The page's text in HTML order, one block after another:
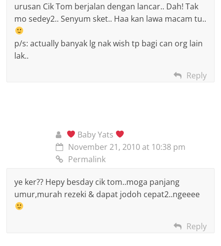
urusan Cik Tom berjalan dengan lancar.. Dah! Tak
mo sedey2.. Senyum sket.. Haa kan lawa macam tu..
p/s: actually banyak lg nak wish tp bagi can org lain
lak..
Reply
Baby Yats
November 21, 2010 at 10:38 pm
Permalink
ye ker?? Hepy besday cik tom..moga panjang
umur,murah rezeki & dapat jodoh cepat2..ngeeee
Reply